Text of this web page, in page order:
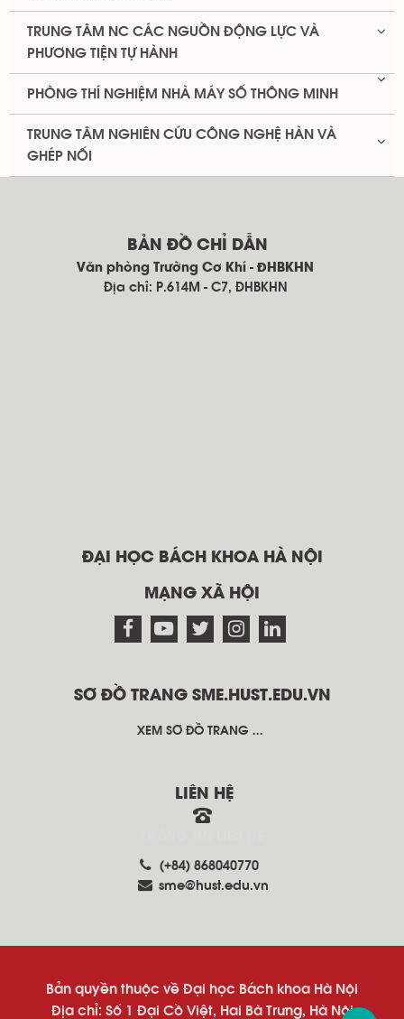
TRUNG TÂM NC CÁC NGUỒN ĐỘNG LỰC VÀ
PHƯƠNG TIỆN TỰ HÀNH
PHÒNG THÍ NGHIỆM NHÀ MÁY SỐ THÔNG MINH
TRUNG TÂM NGHIÊN CỨU CÔNG NGHỆ HÀN VÀ
GHÉP NỐI
BẢN ĐỒ CHỈ DẪN
Văn phòng Trường Cơ Khí - ĐHBKHN
Địa chỉ: P.614M - C7, ĐHBKHN
ĐẠI HỌC BÁCH KHOA HÀ NỘI
MẠNG XÃ HỘI
SƠ ĐỒ TRANG SME.HUST.EDU.VN
XEM SƠ ĐỒ TRANG ...
LIÊN HỆ
(+84) 868040770
sme@hust.edu.vn
Bản quyền thuộc về Đại học Bách khoa Hà Nội
Địa chỉ: Số 1 Đại Cồ Việt, Hai Bà Trưng, Hà Nội